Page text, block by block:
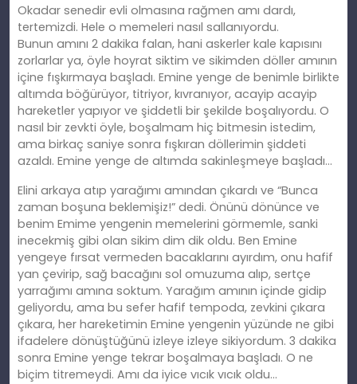
Okadar senedir evli olmasına rağmen amı dardı,
tertemizdi. Hele o memeleri nasıl sallanıyordu.
Bunun amını 2 dakika falan, hani askerler kale kapısını
zorlarlar ya, öyle hoyrat siktim ve sikimden döller amının
içine fışkırmaya başladı. Emine yenge de benimle birlikte
altımda böğürüyor, titriyor, kıvranıyor, acayip acayip
hareketler yapıyor ve şiddetli bir şekilde boşalıyordu. O
nasıl bir zevkti öyle, boşalmam hiç bitmesin istedim,
ama birkaç saniye sonra fışkıran döllerimin şiddeti
azaldı. Emine yenge de altımda sakinleşmeye başladı…
Elini arkaya atıp yarağımı amından çıkardı ve “Bunca
zaman boşuna beklemişiz!” dedi. Önünü dönünce ve
benim Emime yengenin memelerini görmemle, sanki
inecekmiş gibi olan sikim dim dik oldu. Ben Emine
yengeye fırsat vermeden bacaklarını ayırdım, onu hafif
yan çevirip, sağ bacağını sol omuzuma alıp, sertçe
yarrağımı amına soktum. Yarağım amının içinde gidip
geliyordu, ama bu sefer hafif tempoda, zevkini çıkara
çıkara, her hareketimin Emine yengenin yüzünde ne gibi
ifadelere dönüştüğünü izleye izleye sikiyordum. 3 dakika
sonra Emine yenge tekrar boşalmaya başladı. O ne
biçim titremeydi. Amı da iyice vıcık vıcık oldu…